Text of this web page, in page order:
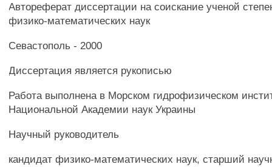
Автореферат диссертации на соискание ученой
физико-математических наук
Севастополь - 2000
Диссертация является рукописью
Работа выполнена в Морском гидрофизическом
Национальной Академии наук Украины
Научный руководитель
кандидат физико-математических наук, старший